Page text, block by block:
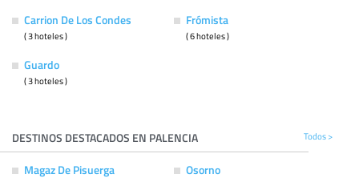
Carrion De Los Condes
( 3 hoteles )
Frómista
( 6 hoteles )
Guardo
( 3 hoteles )
DESTINOS DESTACADOS EN PALENCIA Todos >
Magaz De Pisuerga Osorno